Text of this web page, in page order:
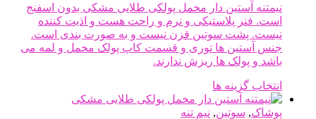
نیمتنه آستین دار مخمل پولکی طلایی مشکی بدون اسفنج
است. فنر پلاستیکی و نرم و راحت هست و اذیت کننده
نیست. پشت سوتین قزن نیست و به صورت بندی است.
جنس آستین ها توری و قسمت کاپ پولک مخمل و لمه می
باشد و پولک ها ریزش ندارند.
انتخاب گزینه ها
محصول
دارای
پوشاک, سوتین, نیم تنه